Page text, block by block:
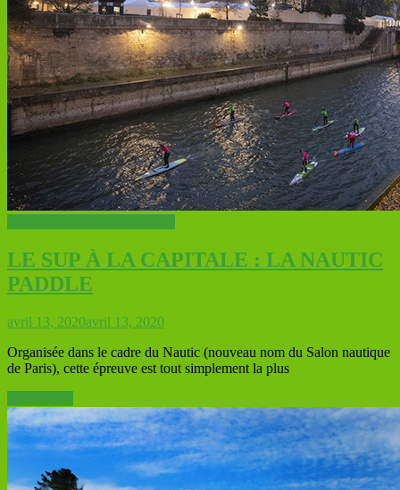
LE SUP À LA CAPITALE : LA NAUTIC
PADDLE
avril 13, 2020avril 13, 2020
Organisée dans le cadre du Nautic (nouveau nom du Salon nautique
de Paris), cette épreuve est tout simplement la plus